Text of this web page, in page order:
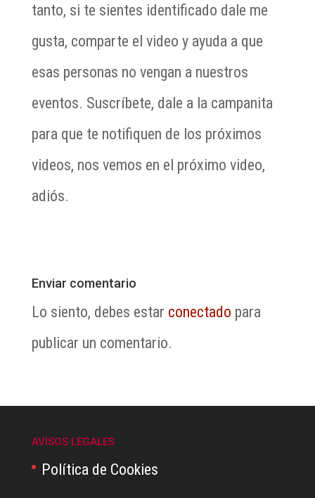
tanto, si te sientes identificado dale me
gusta, comparte el video y ayuda a que
esas personas no vengan a nuestros
eventos. Suscríbete, dale a la campanita
para que te notifiquen de los próximos
videos, nos vemos en el próximo video,
adiós.
Enviar comentario
Lo siento, debes estar conectado para
publicar un comentario.
AVISOS LEGALES
Política de Cookies